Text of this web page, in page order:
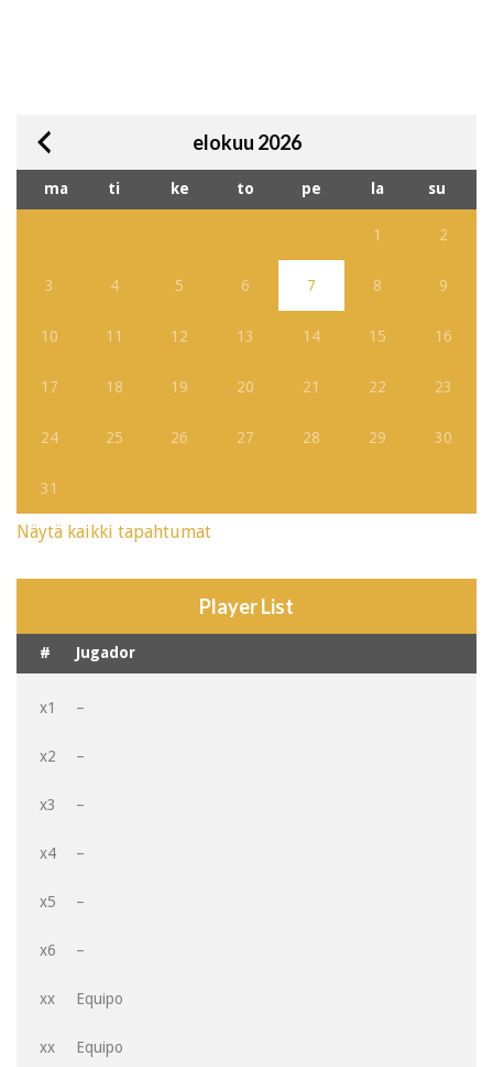
elokuu 2026
ma ti ke to pe la su
1 2
3 4 5 6 7 8 9
10 11 12 13 14 15 16
17 18 19 20 21 22 23
24 25 26 27 28 29 30
31
Näytä kaikki tapahtumat
Player List
# Jugador
x1 –
x2 –
x3 –
x4 –
x5 –
x6 –
xx Equipo
xx Equipo